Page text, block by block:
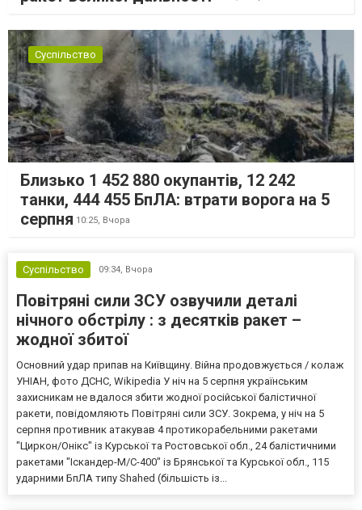
Суспільство
Близько 1 452 880 окупантів, 12 242
танки, 444 455 БпЛА: втрати ворога на 5
серпня 10:25, Вчора
Суспільство 09:34, Вчора
Повітряні сили ЗСУ озвучили деталі
нічного обстрілу : з десятків ракет –
жодної збитої
Основний удар припав на Київщину. Війна продовжується / колаж
УНІАН, фото ДСНС, Wikipedia У ніч на 5 серпня українським
захисникам не вдалося збити жодної російської балістичної
ракети, повідомляють Повітряні сили ЗСУ. Зокрема, у ніч на 5
серпня противник атакував 4 протикорабельними ракетами
"Циркон/Онікс" із Курської та Ростовської обл., 24 балістичними
ракетами "Іскандер-М/С-400" із Брянської та Курської обл., 115
ударними БпЛА типу Shahed (більшість із...